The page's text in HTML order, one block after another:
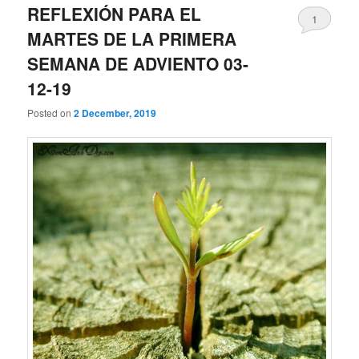
REFLEXIÓN PARA EL
MARTES DE LA PRIMERA
SEMANA DE ADVIENTO 03-
12-19
Posted on2 December, 2019
1